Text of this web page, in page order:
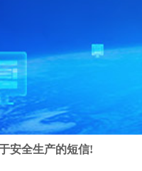
安全生产的短信!